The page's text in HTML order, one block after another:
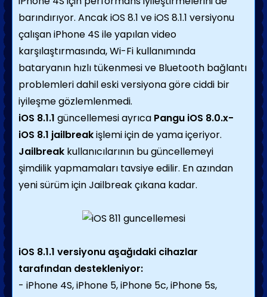
barındırıyor. Ancak iOS 8.1 ve iOS 8.1.1 versiyonu
çalışan iPhone 4S ile yapılan video
karşılaştırmasında, Wi-Fi kullanımında
bataryanın hızlı tükenmesi ve Bluetooth bağlantı
problemleri dahil eski versiyona göre ciddi bir
iyileşme gözlemlenmedi.
iOS 8.1.1 güncellemesi ayrıca Pangu iOS 8.0.x-
iOS 8.1 jailbreakişlemi için de yama içeriyor.
Jailbreak kullanıcılarının bu güncellemeyi
şimdilik yapmamaları tavsiye edilir. En azından
yeni sürüm için Jailbreak çıkana kadar.
iOS 8.1.1 versiyonu aşağıdaki cihazlar
tarafından destekleniyor:
- iPhone 4S, iPhone 5, iPhone 5c, iPhone 5s,